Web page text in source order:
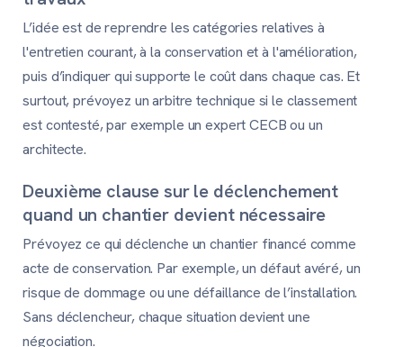
L’idée est de reprendre les catégories relatives à
l'entretien courant, à la conservation et à l'amélioration,
puis d’indiquer qui supporte le coût dans chaque cas. Et
surtout, prévoyez un arbitre technique si le classement
est contesté, par exemple un expert CECB ou un
architecte.
Deuxième clause sur le déclenchement
quand un chantier devient nécessaire
Prévoyez ce qui déclenche un chantier financé comme
acte de conservation. Par exemple, un défaut avéré, un
risque de dommage ou une défaillance de l’installation.
Sans déclencheur, chaque situation devient une
négociation.